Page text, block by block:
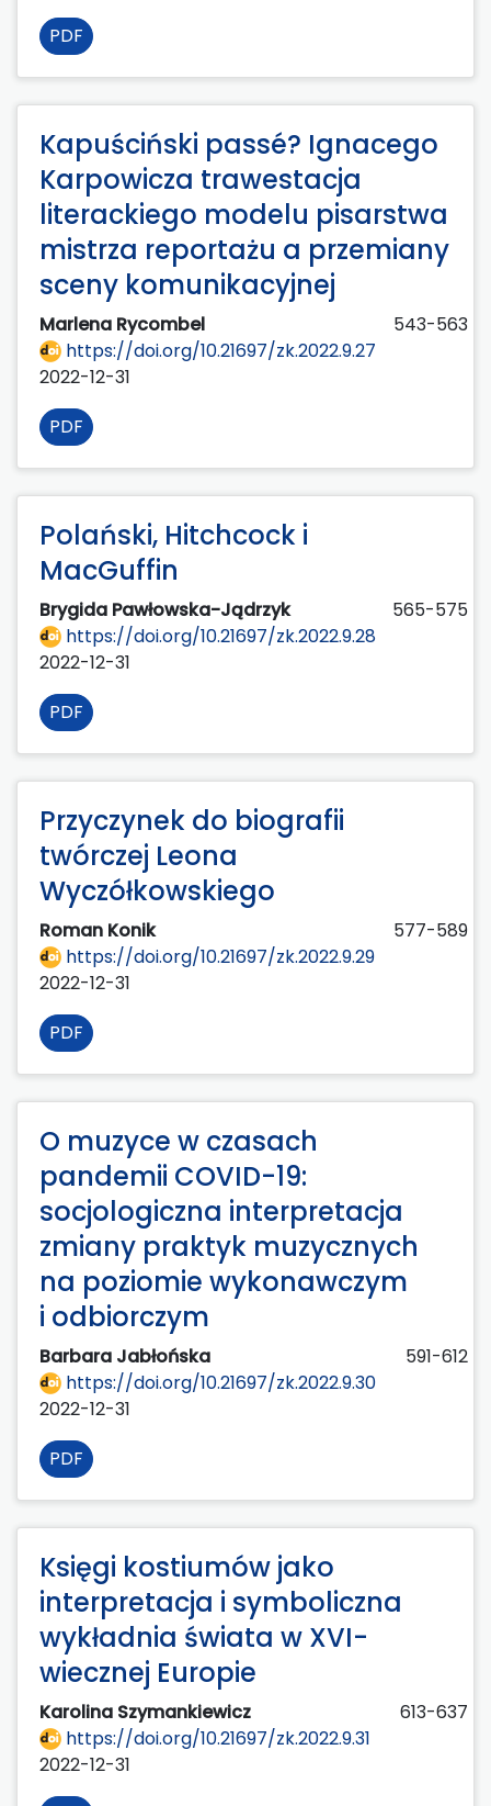
PDF
Kapuściński passé? Ignacego
Karpowicza trawestacja
literackiego modelu pisarstwa
mistrza reportażu a przemiany
sceny komunikacyjnej
Marlena Rycombel
543-563
https://doi.org/10.21697/zk.2022.9.27
2022-12-31
PDF
Polański, Hitchcock i
MacGuffin
Brygida Pawłowska-Jądrzyk
565-575
https://doi.org/10.21697/zk.2022.9.28
2022-12-31
PDF
Przyczynek do biografii
twórczej Leona
Wyczółkowskiego
Roman Konik
577-589
https://doi.org/10.21697/zk.2022.9.29
2022-12-31
PDF
O muzyce w czasach
pandemii COVID-19:
socjologiczna interpretacja
zmiany praktyk muzycznych
na poziomie wykonawczym
i odbiorczym
Barbara Jabłońska
591-612
https://doi.org/10.21697/zk.2022.9.30
2022-12-31
PDF
Księgi kostiumów jako
interpretacja i symboliczna
wykładnia świata w XVI-
wiecznej Europie
Karolina Szymankiewicz
613-637
https://doi.org/10.21697/zk.2022.9.31
2022-12-31